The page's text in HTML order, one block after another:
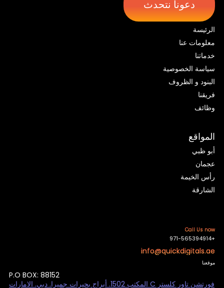
دعونا نتحدث
الرئيسة
معلومات عنا
خدماتنا
سياسة الخصوصية
البنود و الظروف
فريقنا
وظائف
المواقع
أبو ظبي
عجمان
رأس الخيمة
الشارقة
Call Us now
+971-565394914
info@quickdigitals.ae
موقعنا
P.O BOX: 88152
فورتشن تاور كلستر C المكتب 1502. أبراج بحيرات جميرا. دبي. الامارات